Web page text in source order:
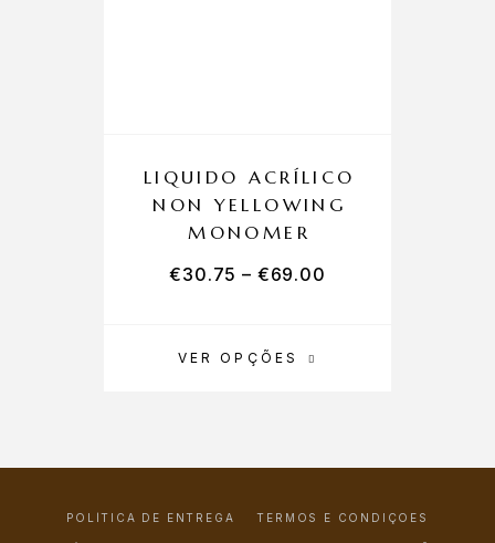
VER OPÇÕES
LIQUIDO ACRÍLICO
NON YELLOWING
MONOMER
€30.75 – €69.00
POLÍTICA DE ENTREGA TERMOS E CONDIÇÕES